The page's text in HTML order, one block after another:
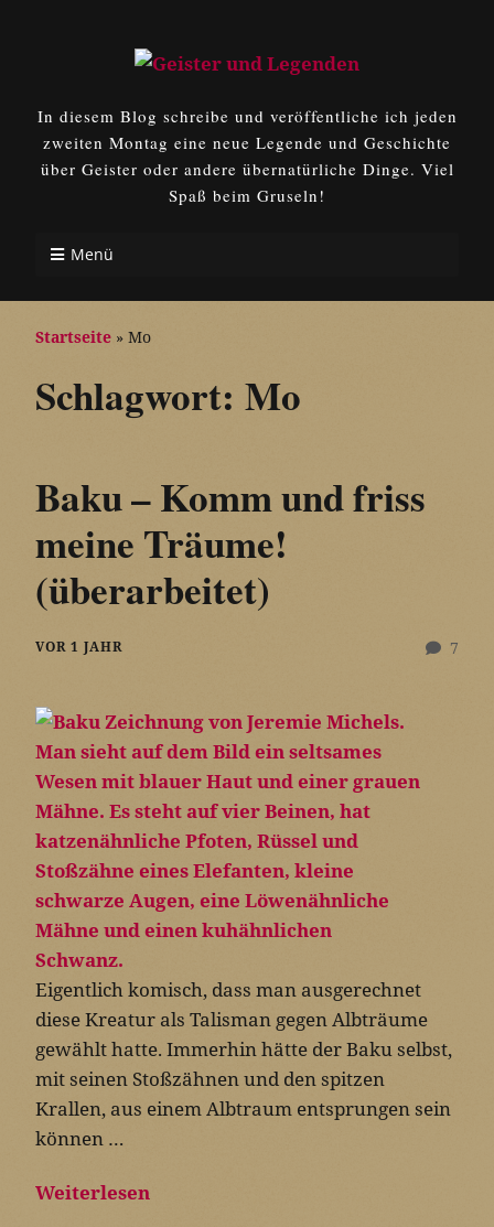
In diesem Blog schreibe und veröffentliche ich jeden
zweiten Montag eine neue Legende und Geschichte
über Geister oder andere übernatürliche Dinge. Viel
Spaß beim Gruseln!
Menü
Startseite » Mo
Schlagwort: Mo
Baku – Komm und friss
meine Träume!
(überarbeitet)
7
VOR 1 JAHR
Eigentlich komisch, dass man ausgerechnet
diese Kreatur als Talisman gegen Albträume
gewählt hatte. Immerhin hätte der Baku selbst,
mit seinen Stoßzähnen und den spitzen
Krallen, aus einem Albtraum entsprungen sein
können …
Weiterlesen